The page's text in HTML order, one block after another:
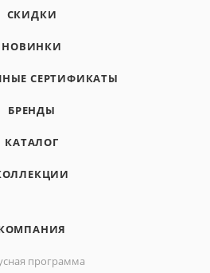
СКИДКИ
НОВИНКИ
СЕРТИФИКАТЫ
БРЕНДЫ
КАТАЛОГ
программа